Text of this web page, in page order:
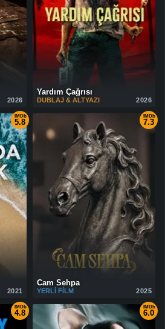
2026
Yardım Çağrısı
2026
DUBLAJ & ALTYAZI
IMDb
5.8
2021
IMDb
7.3
Cam Sehpa
2025
YERLI FILM
IMDb
4.8
IMDb
6.0